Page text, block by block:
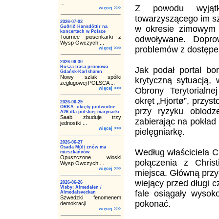
więcej >>>
2026-07-03
Guðrið Hansdóttir na
koncertach w Polsce
Tournee piosenkarki z
Wysp Owczych ...
więcej >>>
2026-06-30
Rusza trasa promowa
Gdańsk-Karlshamn
Nowy szlak spółki
żeglugowej POLSCA ...
więcej >>>
2026-06-29
ORKA: okręty podwodne
A26 dla polskiej marynarki
Saab zbuduje trzy
jednostki ...
więcej >>>
2026-06-27
Osada Múli znów ma
mieszkańców
Opuszczone wioski
Wysp Owczych ...
więcej >>>
2026-06-26
Visby: Almedalen /
Almedalsveckan
Szwedzki fenomenem
demokracji ...
więcej >>>
Z powodu
towarzyszącego im
w okresie zimowym
odwoływane.
problemów z
Jak podał portal
krytyczną sytuacją,
Obrony
okręt „Hjortø”,
przy ryzyku
zabierając na
pielęgniarkę.
Według właściciela
połączenia z
miejsca. Główną
wiejący przed długi
fale osiągały
pokonać.